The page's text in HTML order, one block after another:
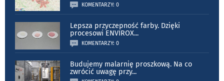
KOMENTARZY: 0
Lepsza przyczepność farby. Dzięki
procesowi ENVIROX...
KOMENTARZY: 0
Budujemy malarnię proszkową. Na co
zwrócić uwagę przy...